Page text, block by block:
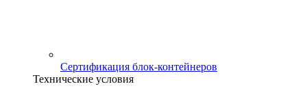
Сертификация блок-контейнеров
Технические условия